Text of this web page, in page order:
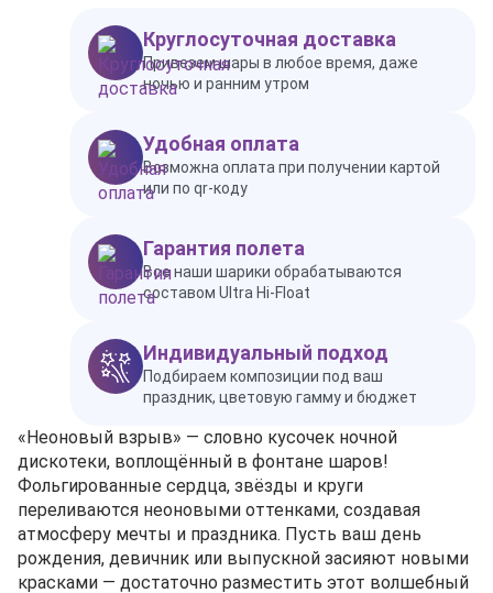
Круглосуточная доставка
Привезем шары в любое время, даже
ночью и ранним утром
Удобная оплата
Возможна оплата при получении картой
или по qr-коду
Гарантия полета
Все наши шарики обрабатываются
составом Ultra Hi-Float
Индивидуальный подход
Подбираем композиции под ваш
праздник, цветовую гамму и бюджет
«Неоновый взрыв» — словно кусочек ночной
дискотеки, воплощённый в фонтане шаров!
Фольгированные сердца, звёзды и круги
переливаются неоновыми оттенками, создавая
атмосферу мечты и праздника. Пусть ваш день
рождения, девичник или выпускной засияют новыми
красками — достаточно разместить этот волшебный